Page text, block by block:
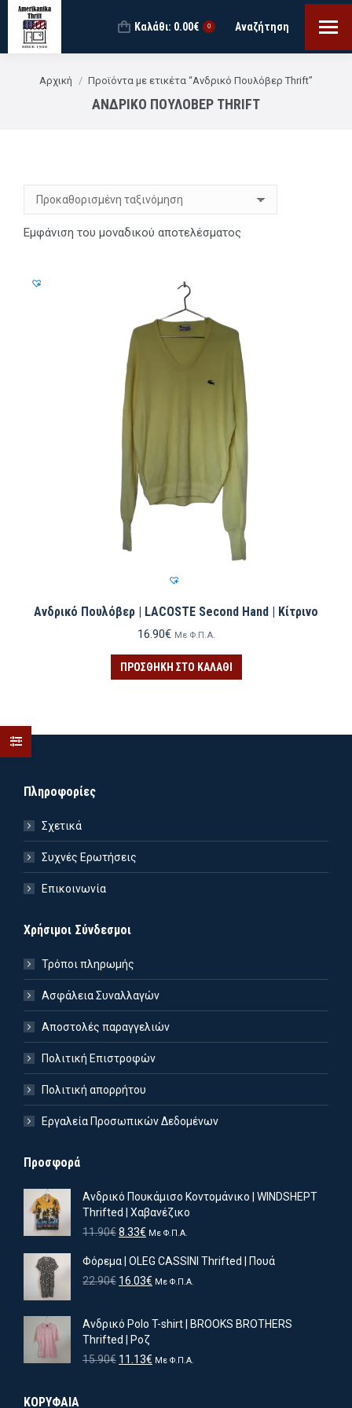
Καλάθι: 0.00€ 0 Search:
Αναζήτηση
You are here:
Αρχική Προϊόντα με ετικέτα “Ανδρικό Πουλόβερ Thrift”
ΑΝΔΡΙΚΌ ΠΟΥΛΌΒΕΡ THRIFT
Εμφάνιση του μοναδικού αποτελέσματος
Ανδρικό Πουλόβερ | LACOSTE Second Hand | Κίτρινο
16.90€ Με Φ.Π.Α.
ΠΡΟΣΘΉΚΗ ΣΤΟ ΚΑΛΆΘΙ
Πληροφορίες
Σχετικά
Συχνές Ερωτήσεις
Επικοινωνία
Χρήσιμοι Σύνδεσμοι
Τρόποι πληρωμής
Ασφάλεια Συναλλαγών
Αποστολές παραγγελιών
Πολιτική Επιστροφών
Πολιτική απορρήτου
Εργαλεία Προσωπικών Δεδομένων
Προσφορά
Ανδρικό Πουκάμισο Κοντομάνικο | WINDSHEPT
Thrifted | Χαβανέζικο
11.90€Original
was:
11.90€.
8.33€ Η
τιμή
είναι:
Με Φ.Π.Α.
Φόρεμα | OLEG CASSINI Thrifted | Πουά
22.90€ Original
22.90€.
16.03€ Η
είναι:
Με Φ.Π.Α.
Ανδρικό Polo T-shirt | BROOKS BROTHERS
Thrifted | Ροζ
15.90€ Original
11.13€ ΗΜε Φ.Π.Α.
ΚΟΡΥΦΑΙΑ